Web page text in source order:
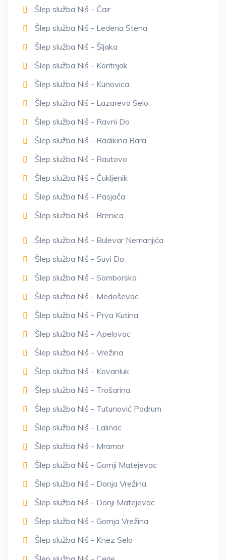
Šlep služba Niš - Čair
Šlep služba Niš - Ledena Stena
Šlep služba Niš - Šljaka
Šlep služba Niš - Koritnjak
Šlep služba Niš - Kunovica
Šlep služba Niš - Lazarevo Selo
Šlep služba Niš - Ravni Do
Šlep služba Niš - Radikina Bara
Šlep služba Niš - Rautovo
Šlep služba Niš - Čukljenik
Šlep služba Niš - Pasjača
Šlep služba Niš - Brenica
Šlep služba Niš - Bulevar Nemanjića
Šlep služba Niš - Suvi Do
Šlep služba Niš - Somborska
Šlep služba Niš - Medoševac
Šlep služba Niš - Prva Kutina
Šlep služba Niš - Apelovac
Šlep služba Niš - Vrežina
Šlep služba Niš - Kovanluk
Šlep služba Niš - Trošarina
Šlep služba Niš - Tutunović Podrum
Šlep služba Niš - Lalinac
Šlep služba Niš - Mramor
Šlep služba Niš - Gornji Matejevac
Šlep služba Niš - Donja Vrežina
Šlep služba Niš - Donji Matejevac
Šlep služba Niš - Gornja Vrežina
Šlep služba Niš - Knez Selo